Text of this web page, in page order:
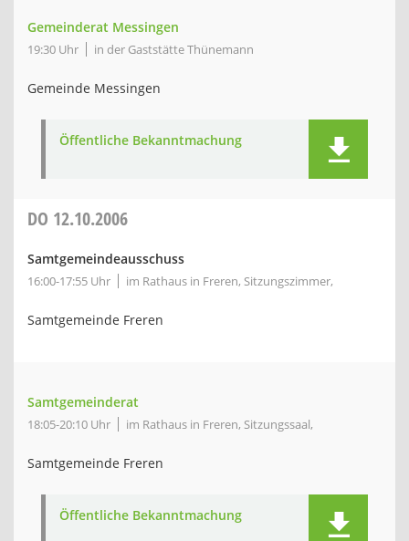
Gemeinderat Messingen
19:30 Uhr in der Gaststätte Thünemann
Gemeinde Messingen
Öffentliche Bekanntmachung
DO 12.10.2006
Samtgemeindeausschuss
16:00-17:55 Uhr im Rathaus in Freren, Sitzungszimmer,
Samtgemeinde Freren
Samtgemeinderat
18:05-20:10 Uhr im Rathaus in Freren, Sitzungssaal,
Samtgemeinde Freren
Öffentliche Bekanntmachung